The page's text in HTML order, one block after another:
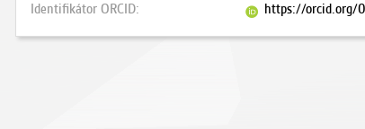
Identifikátor ORCID https://orcid.org/